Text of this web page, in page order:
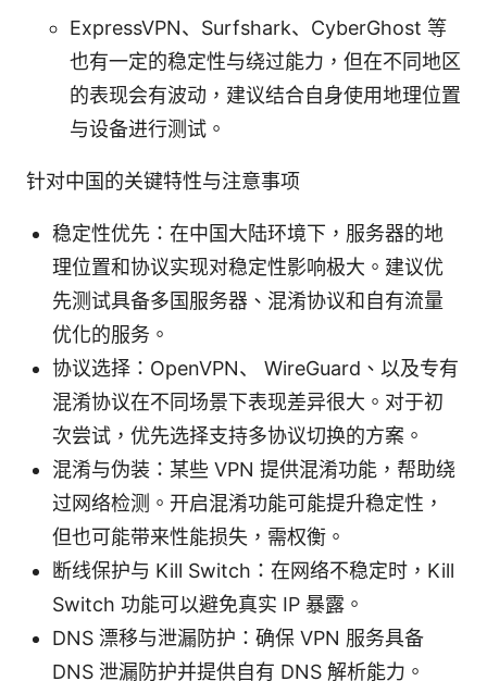
ExpressVPN、Surfshark、CyberGhost 等
也有一定的稳定性与绕过能力，但在不同地区
的表现会有波动，建议结合自身使用地理位置
与设备进行测试。
针对中国的关键特性与注意事项
稳定性优先：在中国大陆环境下，服务器的地
理位置和协议实现对稳定性影响极大。建议优
先测试具备多国服务器、混淆协议和自有流量
优化的服务。
协议选择：OpenVPN、 WireGuard、以及专有
混淆协议在不同场景下表现差异很大。对于初
次尝试，优先选择支持多协议切换的方案。
混淆与伪装：某些 VPN 提供混淆功能，帮助绕
过网络检测。开启混淆功能可能提升稳定性，
但也可能带来性能损失，需权衡。
断线保护与 Kill Switch：在网络不稳定时，Kill
Switch 功能可以避免真实 IP 暴露。
DNS 漂移与泄漏防护：确保 VPN 服务具备
DNS 泄漏防护并提供自有 DNS 解析能力。